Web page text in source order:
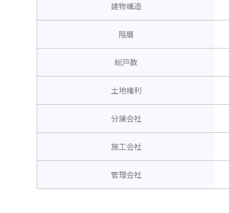
建物構造
階層
総戸数
土地権利
分譲会社
施工会社
管理会社